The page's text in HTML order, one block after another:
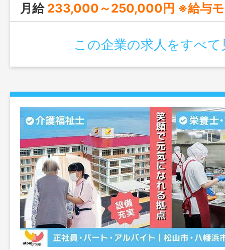
月給 233,000～250,000円 ※給与モ
この企業の求人をすべて